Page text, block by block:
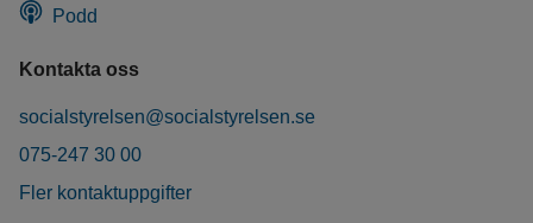
Podd
Kontakta oss
socialstyrelsen@socialstyrelsen.se
075-247 30 00
Fler kontaktuppgifter